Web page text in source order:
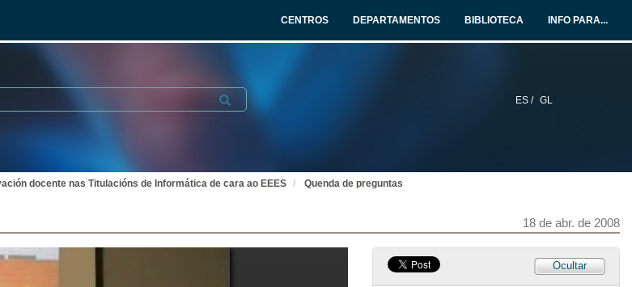
CENTROS DEPARTAMENTOS BIBLIOTECA INFO PARA...
ES / GL
Submit
docente nas Titulacións de Informática de cara ao EEES Quenda de preguntas
18 de abr. de 2008
Ocultar